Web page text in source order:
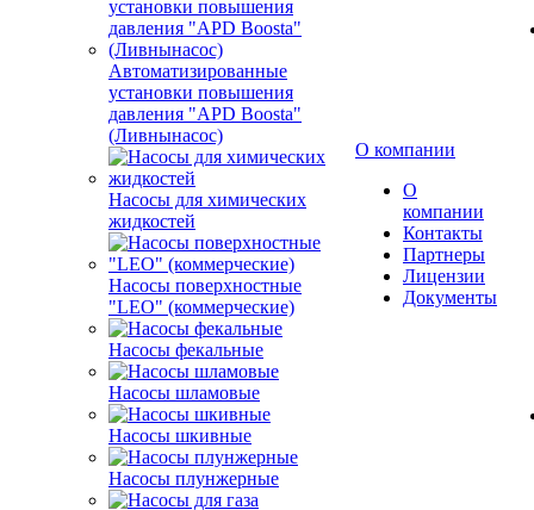
Автоматизированные
установки повышения
давления "APD Boosta"
(Ливнынасос)
Насосы для химических
жидкостей
Насосы поверхностные
"LEO" (коммерческие)
Насосы фекальные
Насосы шламовые
Насосы шкивные
Насосы плунжерные
О компании
О
компании
Контакты
Партнеры
Лицензии
Документы